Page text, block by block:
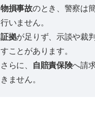
物損事故のとき、警察は
行いません。
証拠が足りず、示談や裁
すことがあります。
さらに、
自賠責保険へ請
きません。